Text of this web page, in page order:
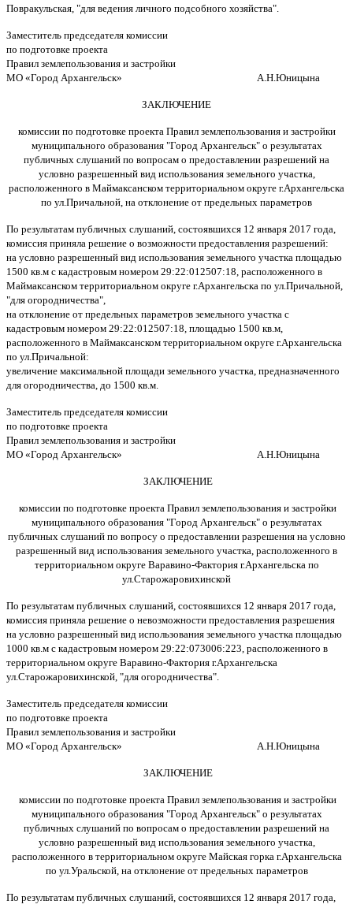
Повракульская, "для ведения личного подсобного хозяйства".
Заместитель председателя комиссии
по подготовке проекта
Правил землепользования и застройки
МО «Город Архангельск» А.Н.Юницына
ЗАКЛЮЧЕНИЕ
комиссии по подготовке проекта Правил землепользования и застройки
муниципального образования "Город Архангельск" о результатах
публичных слушаний по вопросам о предоставлении разрешений на
условно разрешенный вид использования земельного участка,
расположенного в Маймаксанском территориальном округе г.Архангельска
по ул.Причальной, на отклонение от предельных параметров
По результатам публичных слушаний, состоявшихся 12 января 2017 года,
комиссия приняла решение о возможности предоставления разрешений:
на условно разрешенный вид использования земельного участка площадью
1500 кв.м с кадастровым номером 29:22:012507:18, расположенного в
Маймаксанском территориальном округе г.Архангельска по ул.Причальной,
"для огородничества",
на отклонение от предельных параметров земельного участка с
кадастровым номером 29:22:012507:18, площадью 1500 кв.м,
расположенного в Маймаксанском территориальном округе г.Архангельска
по ул.Причальной:
увеличение максимальной площади земельного участка, предназначенного
для огородничества, до 1500 кв.м.
Заместитель председателя комиссии
по подготовке проекта
Правил землепользования и застройки
МО «Город Архангельск» А.Н.Юницына
ЗАКЛЮЧЕНИЕ
комиссии по подготовке проекта Правил землепользования и застройки
муниципального образования "Город Архангельск" о результатах
публичных слушаний по вопросу о предоставлении разрешения на условно
разрешенный вид использования земельного участка, расположенного в
территориальном округе Варавино-Фактория г.Архангельска по
ул.Старожаровихинской
По результатам публичных слушаний, состоявшихся 12 января 2017 года,
комиссия приняла решение о невозможности предоставления разрешения
на условно разрешенный вид использования земельного участка площадью
1000 кв.м с кадастровым номером 29:22:073006:223, расположенного в
территориальном округе Варавино-Фактория г.Архангельска
ул.Старожаровихинской, "для огородничества".
Заместитель председателя комиссии
по подготовке проекта
Правил землепользования и застройки
МО «Город Архангельск» А.Н.Юницына
ЗАКЛЮЧЕНИЕ
комиссии по подготовке проекта Правил землепользования и застройки
муниципального образования "Город Архангельск" о результатах
публичных слушаний по вопросам о предоставлении разрешений на
условно разрешенный вид использования земельного участка,
расположенного в территориальном округе Майская горка г.Архангельска
по ул.Уральской, на отклонение от предельных параметров
По результатам публичных слушаний, состоявшихся 12 января 2017 года,